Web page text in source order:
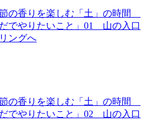
の香りを楽しむ「土」の時間
でやりたいこと」01 山の入口
ングへ
の香りを楽しむ「土」の時間
でやりたいこと」02 山の入口